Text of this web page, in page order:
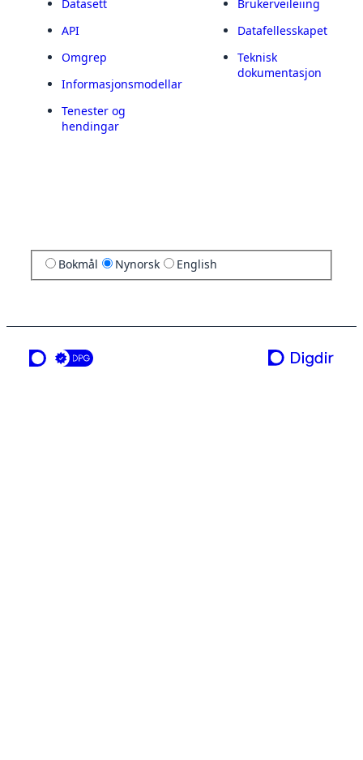
Datasett
API
Omgrep
Informasjonsmodellar
Tenester og
hendingar
Brukerveileiing
Datafellesskapet
Teknisk
dokumentasjon
Bokmål Nynorsk English